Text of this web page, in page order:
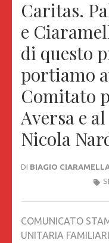
Caritas.
e
di questo
portiamo
Comitato
Aversa e
Nicola
DI BIAGIO
COMUNICATO
UNITARIA